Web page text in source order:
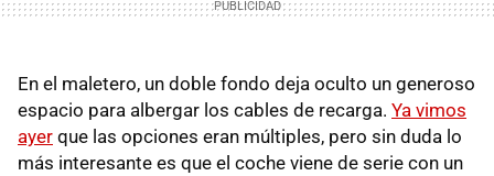
En el maletero, un doble fondo deja oculto un generoso
espacio para albergar los cables de recarga. Ya vimos
ayer que las opciones eran múltiples, pero sin duda lo
más interesante es que el coche viene de serie con un